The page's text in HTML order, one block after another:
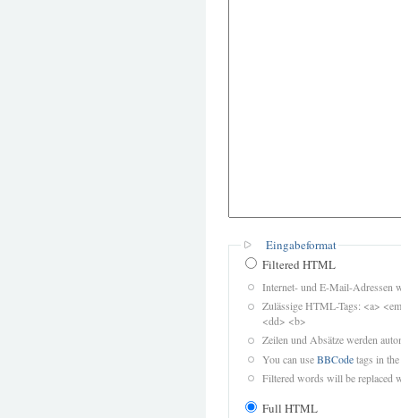
Eingabeformat
Filtered HTML
Internet- und E-Mail-Adressen
Zulässige HTML-Tags: <a>
<dd> <b>
Zeilen und Absätze werden
You can useBBCodetags in
Filtered words will be replaced
Full HTML